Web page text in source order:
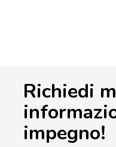
Richiedi
impegno!